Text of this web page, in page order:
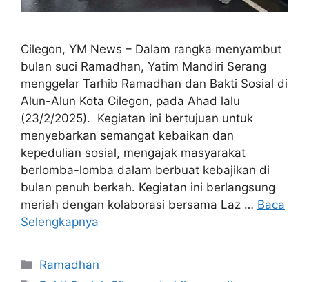
Cilegon, YM News – Dalam rangka menyambut
bulan suci Ramadhan, Yatim Mandiri Serang
menggelar Tarhib Ramadhan dan Bakti Sosial di
Alun-Alun Kota Cilegon, pada Ahad lalu
(23/2/2025). Kegiatan ini bertujuan untuk
menyebarkan semangat kebaikan dan
kepedulian sosial, mengajak masyarakat
berlomba-lomba dalam berbuat kebajikan di
bulan penuh berkah. Kegiatan ini berlangsung
meriah dengan kolaborasi bersama Laz … Baca
Selengkapnya
Ramadhan